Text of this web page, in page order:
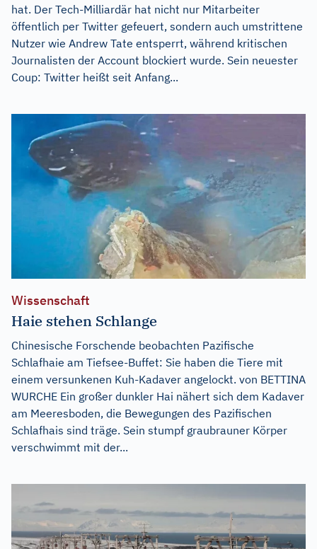
hat. Der Tech-Milliardär hat nicht nur Mitarbeiter
öffentlich per Twitter gefeuert, sondern auch umstrittene
Nutzer wie Andrew Tate entsperrt, während kritischen
Journalisten der Account blockiert wurde. Sein neuester
Coup: Twitter heißt seit Anfang...
Wissenschaft
Haie stehen Schlange
Chinesische Forschende beobachten Pazifische
Schlafhaie am Tiefsee-Buffet: Sie haben die Tiere mit
einem versunkenen Kuh-Kadaver angelockt. von BETTINA
WURCHE Ein großer dunkler Hai nähert sich dem Kadaver
am Meeresboden, die Bewegungen des Pazifischen
Schlafhais sind träge. Sein stumpf graubrauner Körper
verschwimmt mit der...